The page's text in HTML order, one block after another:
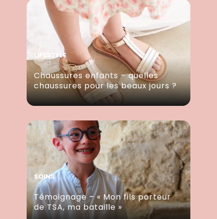
LIFESTYLE
Chaussures enfants – quelles
chaussures pour les beaux jours ?
SOINS
Témoignage – « Mon fils porteur
de TSA, ma bataille »